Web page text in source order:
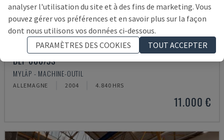
BLP 600/3S
MYLÄP - MACHINE-OUTIL
ALLEMAGNE 2004 4.840 HRS
11.000 €
analyser l'utilisation du site et à des fins de marketing. Vous
pouvez gérer vos préférences et en savoir plus sur la façon
dont nous utilisons vos données ci-dessous.
PARAMÈTRES DES COOKIES
TOUT ACCEPTER